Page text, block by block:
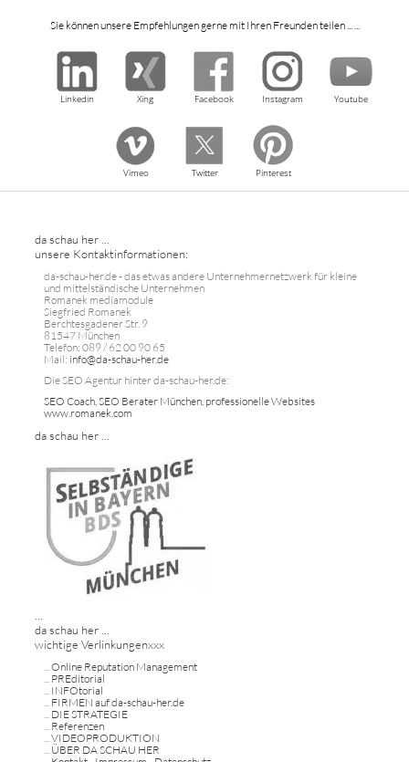
Sie können unsere Empfehlungen gerne mit Ihren Freunden teilen ... ...
Linkedin Xing Facebook Instagram Youtube
Vimeo Twitter Pinterest
da schau her ...
unsere Kontaktinformationen:
da-schau-her.de - das etwas andere Unternehmernetzwerk für kleine
und mittelständische Unternehmen
Romanek mediamodule
Siegfried Romanek
Berchtesgadener Str. 9
81547 München
Telefon: 089 / 62 00 90 65
Mail: info@da-schau-her.de
Die SEO Agentur hinter da-schau-her.de:
SEO Coach, SEO Berater München, professionelle Websites
www.romanek.com
da schau her ...
...
da schau her ...
wichtige Verlinkungenxxx
...Online Reputation Management
... PREditorial
... INFOtorial
... FIRMEN auf da-schau-her.de
... DIE STRATEGIE
... Referenzen
...VIDEOPRODUKTION
... ÜBER DA SCHAU HER